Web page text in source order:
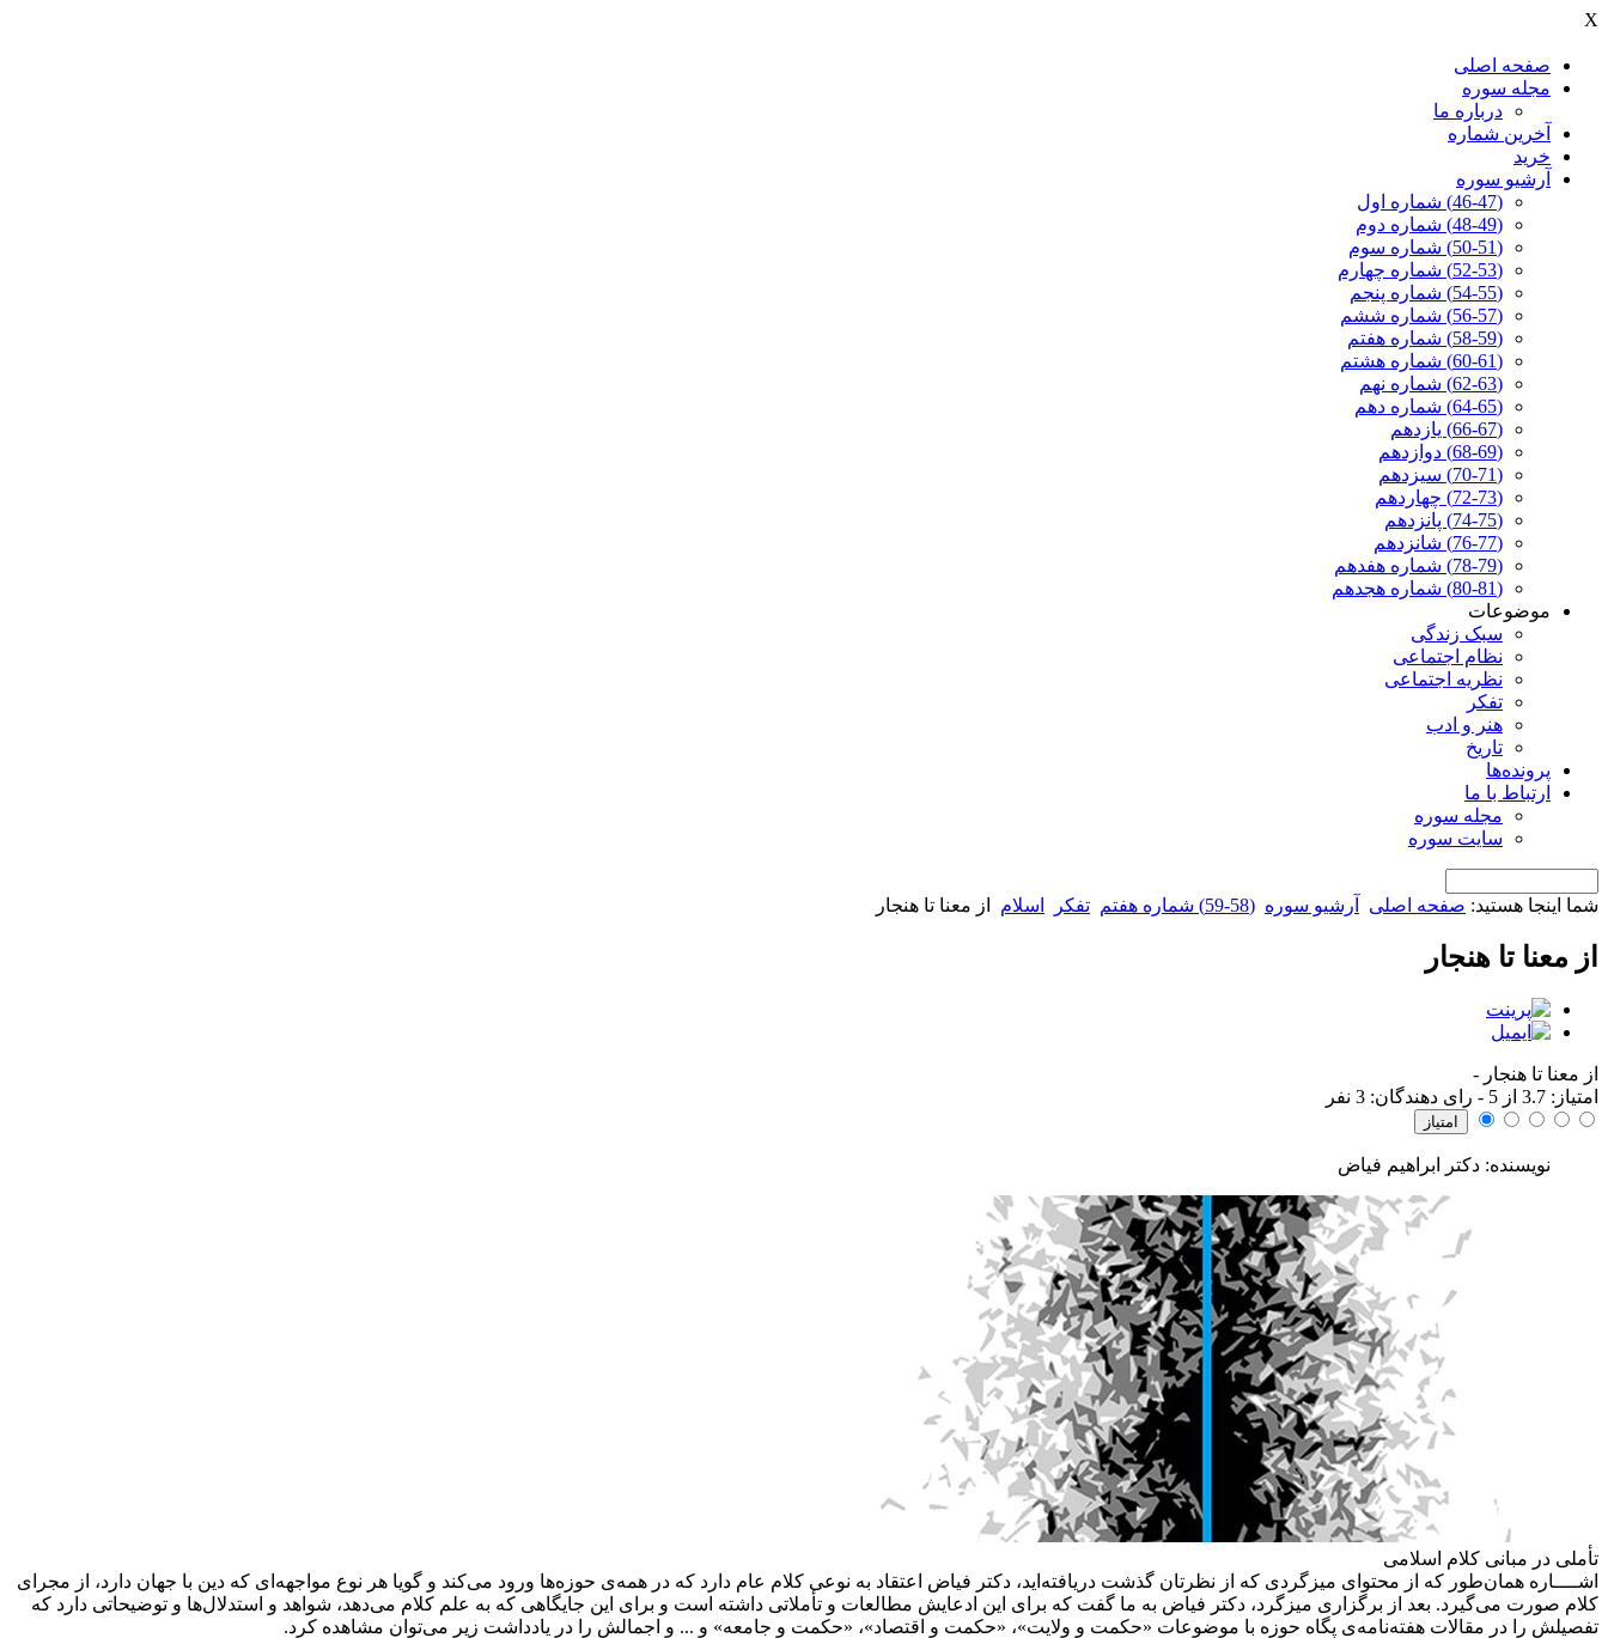
X
صفحه اصلی
مجله سوره
درباره ما
آخرين شماره
خرید
آرشیو سوره
(46-47) شماره اول
(48-49) شماره دوم
(50-51) شماره سوم
(52-53) شماره چهارم
(54-55) شماره پنجم
(56-57) شماره ششم
(58-59) شماره هفتم
(60-61) شماره هشتم
(62-63) شماره نهم
(64-65) شماره دهم
(66-67) یازدهم
(68-69) دوازدهم
(70-71) سیزدهم
(72-73) چهاردهم
(74-75) پانزدهم
(76-77) شانزدهم
(78-79) شماره هفدهم
(80-81) شماره هجدهم
موضوعات
سبک زندگی
نظام اجتماعی
نظریه اجتماعی
تفکر
هنر و ادب
تاریخ
پرونده‌ها
ارتباط با ما
مجله سوره
سایت سوره
شما اینجا هستید: صفحه اصلی آرشیو سوره (58-59) شماره هفتم تفکر اسلام از معنا تا هنجار
از معنا تا هنجار
از معنا تا هنجار -
امتياز: 3.7 از 5 - رای دهندگان: 3 نفر
نویسنده: دکتر ابراهیم فیاض
تأملی در مبانی کلام اسلامی
اشــــاره همان‌طور که از محتوای میزگردی که از نظرتان گذشت دریافته‌اید، دکتر فیاض اعتقاد به نوعی کلام عام دارد که در همه‌ی حوزه‌ها ورود می‌کند و گویا هر نوع مواجهه‌ای که دین با جهان دارد، از مجرای
کلام صورت می‌گیرد. بعد از برگزاری میزگرد، دکتر فیاض به ما گفت که برای این ادعایش مطالعات و تأملاتی داشته‌ است و برای این جایگاهی که به علم کلام می‌دهد، شواهد و استدلال‌ها و توضیحاتی دارد که
تفصیلش را در مقالات هفته‌نامه‌ی پگاه حوزه با موضوعات «حکمت و ولایت»، «حکمت و اقتصاد»، «حکمت و جامعه» و ... و اجمالش را در یادداشت زیر می‌توان مشاهده کرد.